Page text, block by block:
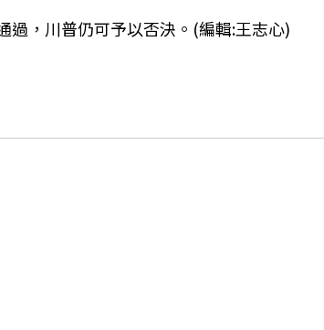
過，川普仍可予以否決。(編輯:王志心)